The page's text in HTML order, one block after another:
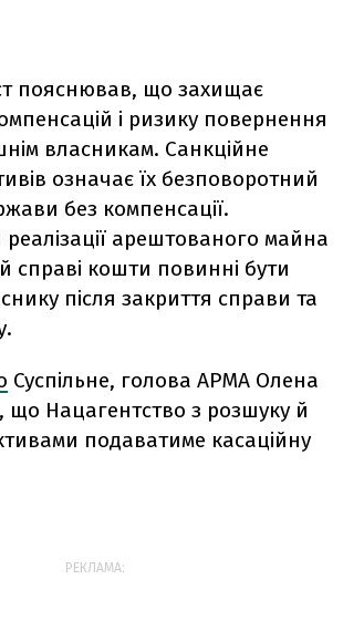
пояснював, що захищає
і ризику повернення
власникам. Санкційне
означає їх безповоротний
без компенсації.
реалізації арештованого майна
справі кошти повинні бути
після закриття справи та
Суспільне, голова АРМА Олена
що Нацагентство з розшуку й
подаватиме касаційну
РЕКЛАМА: